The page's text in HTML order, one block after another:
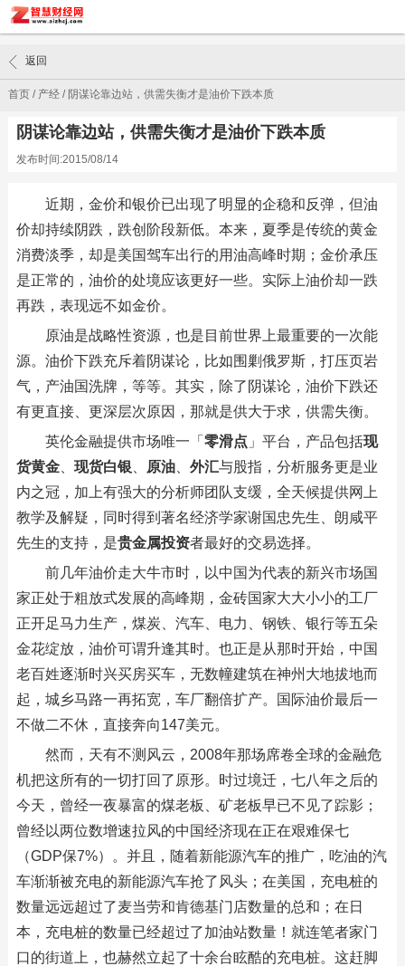
首页/ 产经/ 阴谋论靠边站，供需失衡才是油价下跌本质
返回
阴谋论靠边站，供需失衡才是油价下跌本质
发布时间:2015/08/14
近期，金价和银价已出现了明显的企稳和反弹，但油
价却持续阴跌，跌创阶段新低。本来，夏季是传统的黄金
消费淡季，却是美国驾车出行的用油高峰时期；金价承压
是正常的，油价的处境应该更好一些。实际上油价却一跌
再跌，表现远不如金价。
原油是战略性资源，也是目前世界上最重要的一次能
源。油价下跌充斥着阴谋论，比如围剿俄罗斯，打压页岩
气，产油国洗牌，等等。其实，除了阴谋论，油价下跌还
有更直接、更深层次原因，那就是供大于求，供需失衡。
英伦金融提供市场唯一「 零滑点 」平台，产品包括现
货黄金、 现货白银 原油、 外汇与股指，分析服务更是业
内之冠，加上有强大的分析师团队支缓，全天候提供网上
教学及解疑，同时得到著名经济学家谢国忠先生、朗咸平
先生的支持，是贵金属投资者最好的交易选择。
前几年油价走大牛市时，以中国为代表的新兴市场国
家正处于粗放式发展的高峰期，金砖国家大大小小的工厂
正开足马力生产，煤炭、汽车、电力、钢铁、银行等五朵
金花绽放，油价可谓升逢其时。也正是从那时开始，中国
老百姓逐渐时兴买房买车，无数幢建筑在神州大地拔地而
起，城乡马路一再拓宽，车厂翻倍扩产。国际油价最后一
不做二不休，直接奔向147美元。
然而，天有不测风云，2008年那场席卷全球的金融危
机把这所有的一切打回了原形。时过境迁，七八年之后的
今天，曾经一夜暴富的煤老板、矿老板早已不见了踪影；
曾经以两位数增速拉风的中国经济现在正在艰难保七
（GDP保7%）。并且，随着新能源汽车的推广，吃油的汽
车渐渐被充电的新能源汽车抢了风头；在美国，充电桩的
数量远远超过了麦当劳和肯德基门店数量的总和；在日
本，充电桩的数量已经超过了加油站数量！就连笔者家门
口的街道上，也赫然立起了十余台眩酷的充电桩。这赶脚